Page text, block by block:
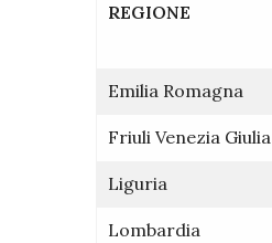
REGIONE
Emilia Romagna
Friuli Venezia Giulia
Liguria
Lombardia